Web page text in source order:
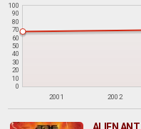
2001 2002
0
10
20
30
40
50
60
70
80
90
100